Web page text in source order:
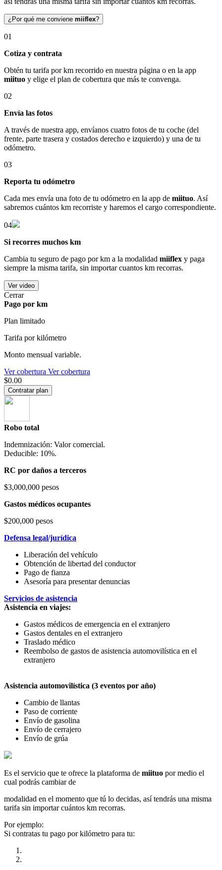
¿Por qué me conviene miiflex?
01
Cotiza y contrata
Obtén tu tarifa por km recorrido en nuestra página o en la app
miituo y elige el plan de cobertura que más te convenga.
02
Envía las fotos
A través de nuestra app, envíanos cuatro fotos de tu coche (del
frente, parte trasera y costados derecho e izquierdo) y una de tu
odómetro.
03
Reporta tu odómetro
Cada mes envía una foto de tu odómetro en la app de miituo. Así
sabremos cuántos km recorriste y haremos el cargo correspondiente.
04
Si recorres muchos km
Cambia tu seguro de pago por km a la modalidad miiflex y paga
siempre la misma tarifa, sin importar cuantos km recorras.
Ver video
Cerrar
Pago por km
Plan limitado
Tarifa por kilómetro
Monto mensual variable.
Ver cobertura Ver cobertura
$0.00
Contratar plan
Robo total
Indemnización: Valor comercial.
Deducible: 10%.
RC por daños a terceros
$3,000,000 pesos
Gastos médicos ocupantes
$200,000 pesos
Defensa legal/jurídica
Liberación del vehículo
Obtención de libertad del conductor
Pago de fianza
Asesoría para presentar denuncias
Servicios de asistencia
Asistencia en viajes:
Gastos médicos de emergencia en el extranjero
Gastos dentales en el extranjero
Traslado médico
Reembolso de gastos de asistencia automovilística en el
extranjero
Asistencia automovilística (3 eventos por año)
Cambio de llantas
Paso de corriente
Envío de gasolina
Envío de cerrajero
Envío de grúa
Es el servicio que te ofrece la plataforma de miituo por medio el
cual podrás cambiar de
modalidad en el momento que tú lo decidas, así tendrás una misma
tarifa sin importar cuántos km recorras.
Por ejemplo:
Si contratas tu pago por kilómetro para tu: